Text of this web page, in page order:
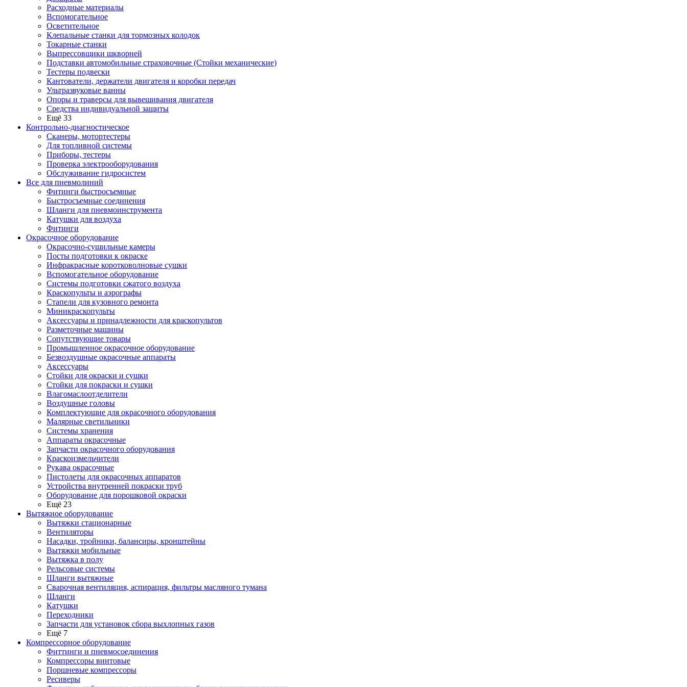
Расходные материалы
Вспомогательное
Осветительное
Клепальные станки для тормозных колодок
Токарные станки
Выпрессовщики шкворней
Подставки автомобильные страховочные (Стойки механические)
Тестеры подвески
Кантователи, держатели двигателя и коробки передач
Ультразвуковые ванны
Опоры и траверсы для вывешивания двигателя
Средства индивидуальной защиты
Ещё 33
Контрольно-диагностическое
Сканеры, мотортестеры
Для топливной системы
Приборы, тестеры
Проверка электрооборудования
Обслуживание гидросистем
Все для пневмолиний
Фитинги быстросъемные
Быстросъемные соединения
Шланги для пневмоинструмента
Катушки для воздуха
Фитинги
Окрасочное оборудование
Окрасочно-сушильные камеры
Посты подготовки к окраске
Инфракрасные коротковолновые сушки
Вспомогательное оборудование
Системы подготовки сжатого воздуха
Краскопульты и аэрографы
Стапели для кузовного ремонта
Миникраскопульты
Аксессуары и принадлежности для краскопультов
Разметочные машины
Сопутствующие товары
Промышленное окрасочное оборудование
Безвоздушные окрасочные аппараты
Аксессуары
Стойки для окраски и сушки
Стойки для покраски и сушки
Влагомаслоотделители
Воздушные головы
Комплектующие для окрасочного оборудования
Малярные светильники
Системы хранения
Аппараты окрасочные
Запчасти окрасочного оборудования
Краскоизмельчители
Рукава окрасочные
Пистолеты для окрасочных аппаратов
Устройства внутренней покраски труб
Оборудование для порошковой окраски
Ещё 23
Вытяжное оборудование
Вытяжки стационарные
Вентиляторы
Насадки, тройники, балансиры, кронштейны
Вытяжки мобильные
Вытяжка в полу
Рельсовые системы
Шланги вытяжные
Сварочная вентиляция, аспирация, фильтры масляного тумана
Шланги
Катушки
Переходники
Запчасти для установок сбора выхлопных газов
Ещё 7
Компрессорное оборудование
Фиттинги и пневмосоединения
Компрессоры винтовые
Поршневые компрессоры
Ресиверы